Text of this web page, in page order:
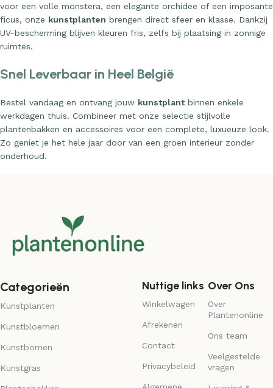
voor een volle monstera, een elegante orchidee of een imposante
ficus, onze kunstplanten brengen direct sfeer en klasse. Dankzij
UV-bescherming blijven kleuren fris, zelfs bij plaatsing in zonnige
ruimtes.
Snel Leverbaar in Heel België
Bestel vandaag en ontvang jouw kunstplantbinnen enkele
werkdagen thuis. Combineer met onze selectie stijlvolle
plantenbakken en accessoires voor een complete, luxueuze look.
Zo geniet je het hele jaar door van een groen interieur zonder
onderhoud.
Categorieën
Kunstplanten
Kunstbloemen
Kunstbomen
Kunstgras
Nuttige links
Winkelwagen
Afrekenen
Contact
Privacybeleid
Over Ons
Over
Plantenonline
Ons team
Veelgestelde
vragen